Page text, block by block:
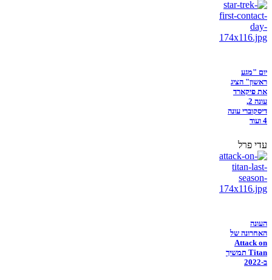
יום "מגע
ראשון" הציג
את פיקארד
עונה 2,
דיסקוברי עונה
4 ועוד
עדי פרל
העונה
האחרונה של
Attack on
Titan תמשיך
ב-2022